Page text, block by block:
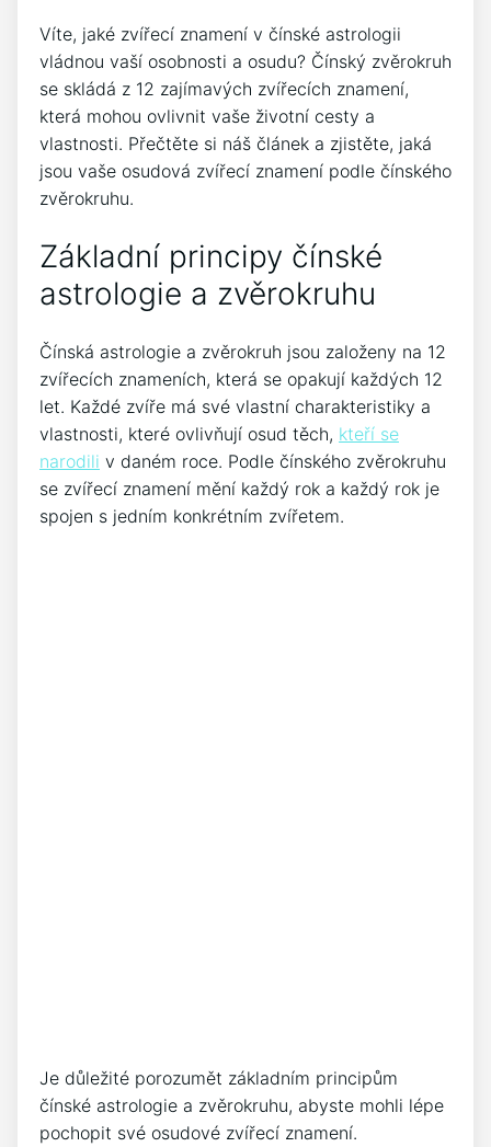
Víte, jaké zvířecí znamení v čínské astrologii
vládnou vaší osobnosti a osudu? Čínský zvěrokruh
se skládá z 12 zajímavých zvířecích znamení,
která mohou ovlivnit vaše životní cesty a
vlastnosti. Přečtěte si náš článek a zjistěte, jaká
jsou vaše osudová zvířecí znamení podle čínského
zvěrokruhu.
Základní principy čínské
astrologie a zvěrokruhu
Čínská astrologie a zvěrokruh jsou založeny na 12
zvířecích znameních, která se opakují každých 12
let. Každé zvíře má své vlastní charakteristiky a
vlastnosti, které ovlivňují osud těch, kteří se
narodili v daném roce. Podle čínského zvěrokruhu
se zvířecí znamení mění každý rok a každý rok je
spojen s jedním konkrétním zvířetem.
Je důležité porozumět základním principům
čínské astrologie a zvěrokruhu, abyste mohli lépe
pochopit své osudové zvířecí znamení.